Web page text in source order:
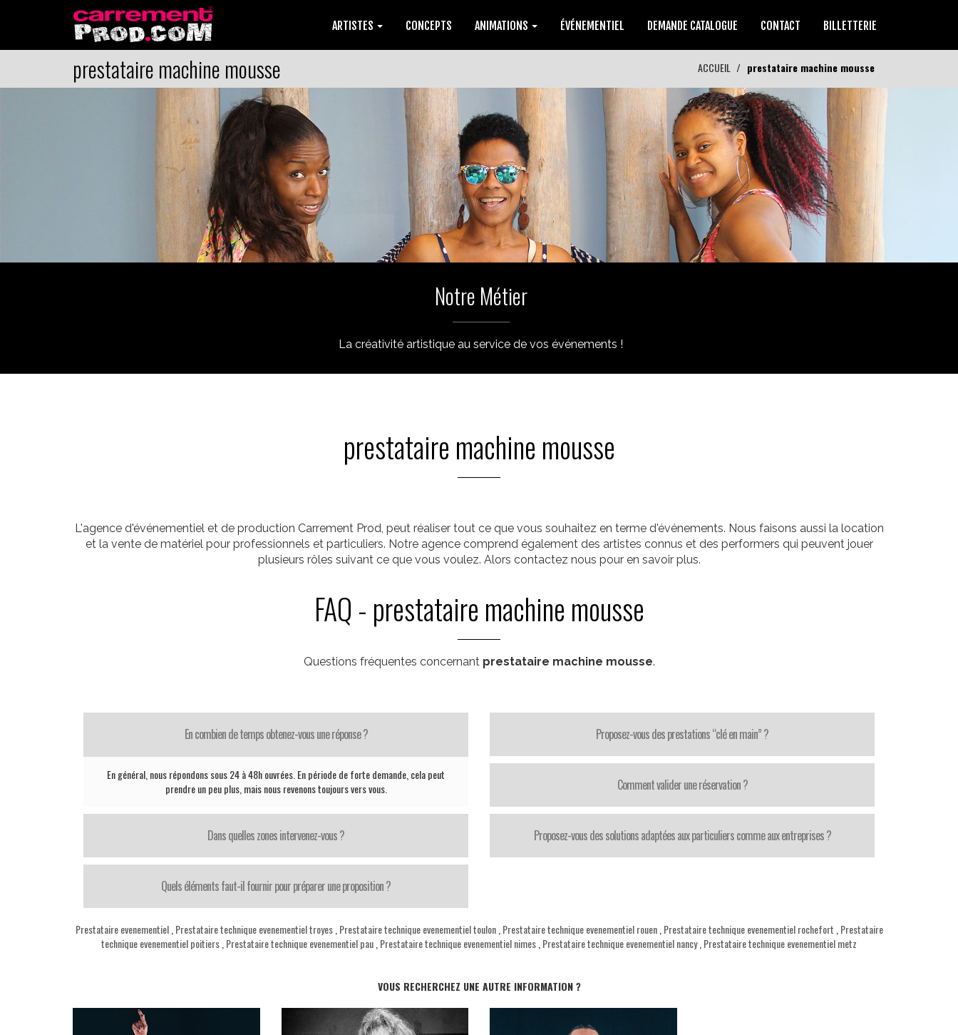
ARTISTES CONCEPTS ANIMATIONS ÉVÉNEMENTIEL DEMANDE CATALOGUE CONTACT BILLETTERIE
prestataire machine mousse ACCUEIL prestataire machine mousse
Notre Métier
La créativité artistique au service de vos événements !
prestataire machine mousse
L'agence d'événementiel et de production Carrement Prod, peut réaliser tout ce que vous souhaitez en terme d'événements. Nous faisons aussi la location
et la vente de matériel pour professionnels et particuliers. Notre agence comprend également des artistes connus et des performers qui peuvent jouer
plusieurs rôles suivant ce que vous voulez. Alors contactez nous pour en savoir plus.
FAQ - prestataire machine mousse
Questions fréquentes concernant prestataire machine mousse.
En combien de temps obtenez-vous une réponse ?
En général, nous répondons sous 24 à 48h ouvrées. En période de forte demande, cela peut
prendre un peu plus, mais nous revenons toujours vers vous.
Dans quelles zones intervenez-vous ?
Quels éléments faut-il fournir pour préparer une proposition ?
Proposez-vous des prestations “clé en main” ?
Comment valider une réservation ?
Proposez-vous des solutions adaptées aux particuliers comme aux entreprises ?
Prestataire evenementiel, Prestataire technique evenementiel troyes, Prestataire technique evenementiel toulon, Prestataire technique evenementiel rouen, Prestataire technique evenementiel rochefort Prestataire
technique evenementiel poitiers Prestataire technique evenementiel pau Prestataire technique evenementiel nimes Prestataire technique evenementiel nancy, Prestataire technique evenementiel metz
VOUS RECHERCHEZ UNE AUTRE INFORMATION ?